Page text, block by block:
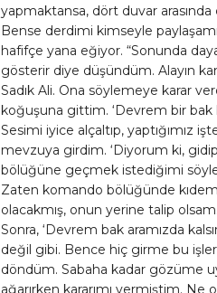
yapmaktansa, dört duvar arasında
Bense derdimi kimseyle
hafifçe yana eğiyor. “Sonunda
gösterir diye düşündüm. Alayın
Sadık Ali. Ona söylemeye karar
koğuşuna gittim. ‘Devrem bir bak
Sesimi iyice alçaltıp, yaptığımız
mevzuya girdim. ‘Diyorum ki,
bölüğüne geçmek istediğimi
Zaten komando bölüğünde
olacakmış, onun yerine talip
Sonra, ‘Devrem bak aramızda
değil gibi. Bence hiç girme bu
döndüm. Sabaha kadar gözüme
ağarırken kararımı vermiştim.